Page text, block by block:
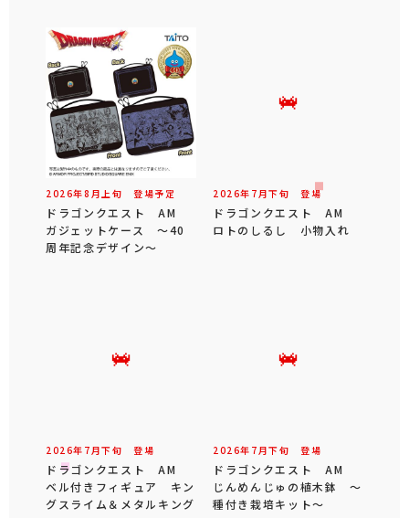
2026年8 月 上旬 登場予定
ドラゴンクエスト AM
ガジェットケース ～40
周年記念デザイン～
2026年 7 月下旬 登場
ドラゴンクエスト AM
ロトのしるし 小物入れ
2026年 7 月下旬 登場
ドラゴンクエスト AM
ベル付きフィギュア キン
グスライム＆メタルキング
2026年 7 月下旬 登場
ドラゴンクエスト AM
じんめんじゅの植木鉢 ～
種付き栽培キット～